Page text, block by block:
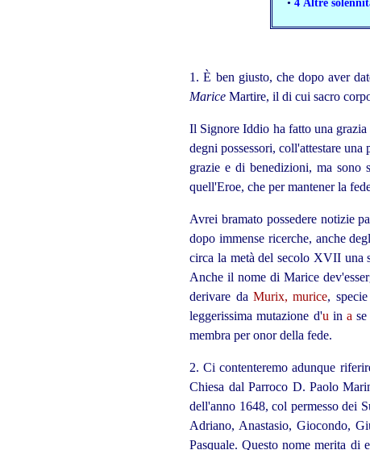
• 4 Altre
1. È ben giusto, che dopo aver
Marice Martire, il di cui sacro
Il Signore Iddio ha fatto una grazia
degni possessori, coll'attestare
grazie e di benedizioni, ma sono
quell'Eroe, che per mantener la
Avrei bramato possedere notizie
dopo immense ricerche, anche
circa la metà del secolo XVII una
Anche il nome di Maricedev'esser
derivare da Murix, murice,
leggerissima mutazione d'u in a
membra per onor della fede.
2. Ci contenteremo adunque
Chiesa dal Parroco D. Paolo
dell'anno 1648, col permesso dei
Adriano, Anastasio, Giocondo,
Pasquale. Questo nome merita di